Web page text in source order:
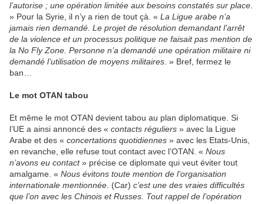
l’autorise ; une opération limitée aux besoins constatés sur place
» Pour la Syrie, il n’y a rien de tout çà. « La Ligue arabe n’a
jamais rien demandé. Le projet de résolution demandant l’arrêt
de la violence et un processus politique ne faisait pas mention de
la No Fly Zone. Personne n’a demandé une opération militaire ni
demandé l’utilisation de moyens militaires . » Bref, fermez le
ban…
Le mot OTAN tabou
Et même le mot OTAN devient tabou au plan diplomatique. Si
l’UE a ainsi annoncé des « contacts réguliers » avec la Ligue
Arabe et des « concertations quotidiennes » avec les Etats-Unis,
en revanche, elle refuse tout contact avec l’OTAN. « Nous
n’avons eu contact» précise ce diplomate qui veut éviter tout
amalgame. « Nous évitons toute mention de l’organisation
internationale mentionnée . (Car) c’est une des vraies difficultés
que l’on avec les Chinois et Russes. Tout rappel de l’opération